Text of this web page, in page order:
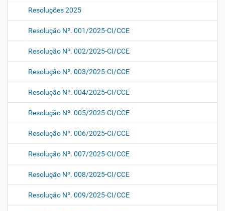
Resoluções 2025
Resolução Nº. 001/2025-CI/CCE
Resolução Nº. 002/2025-CI/CCE
Resolução Nº. 003/2025-CI/CCE
Resolução Nº. 004/2025-CI/CCE
Resolução Nº. 005/2025-CI/CCE
Resolução Nº. 006/2025-CI/CCE
Resolução Nº. 007/2025-CI/CCE
Resolução Nº. 008/2025-CI/CCE
Resolução Nº. 009/2025-CI/CCE